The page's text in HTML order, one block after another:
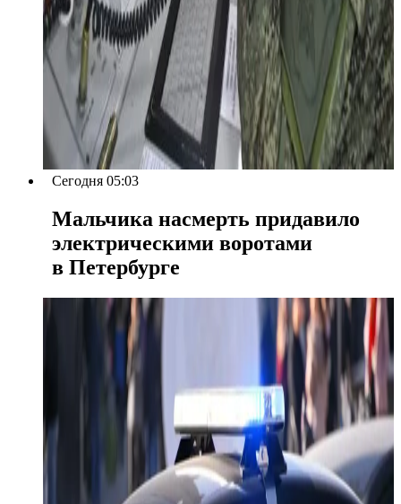
Сегодня 05:03
Мальчика насмерть придавило
электрическими воротами
в Петербурге